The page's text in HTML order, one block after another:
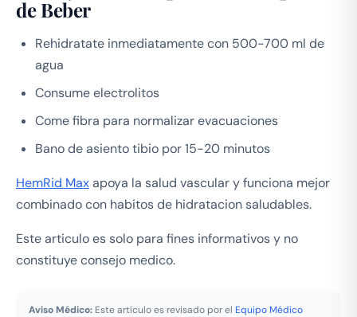
de Beber
Rehidratate inmediatamente con 500-700 ml de
agua
Consume electrolitos
Come fibra para normalizar evacuaciones
Bano de asiento tibio por 15-20 minutos
HemRid Maxapoya la salud vascular y funciona mejor
combinado con habitos de hidratacion saludables.
Este articulo es solo para fines informativos y no
constituye consejo medico.
Aviso Médico: Este artículo es revisado por el Equipo Médico